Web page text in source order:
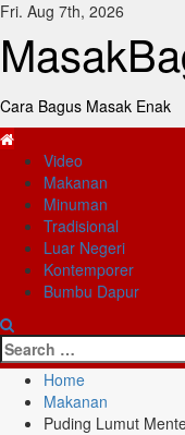
Skip
content
Fri. Aug 7th, 2026
Cara Bagus Masak Enak
Primary
Menu
Video
Makanan
Minuman
Tradisional
Luar Negeri
Kontemporer
Bumbu Dapur
Search
for:
Home
Makanan
Puding Lumut